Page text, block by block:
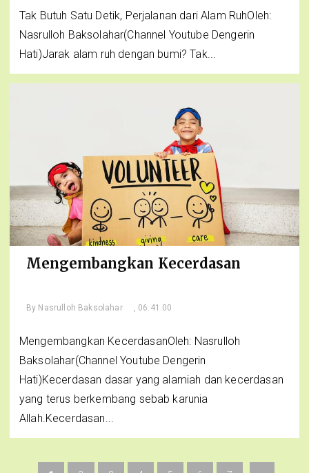
Tak Butuh Satu Detik, Perjalanan dari Alam RuhOleh:
Nasrulloh Baksolahar(Channel Youtube Dengerin
Hati)Jarak alam ruh dengan bumi? Tak...
Mengembangkan Kecerdasan
By Nasrulloh Baksolahar , 06.41.00
Mengembangkan KecerdasanOleh: Nasrulloh
Baksolahar(Channel Youtube Dengerin
Hati)Kecerdasan dasar yang alamiah dan kecerdasan
yang terus berkembang sebab karunia
Allah.Kecerdasan...